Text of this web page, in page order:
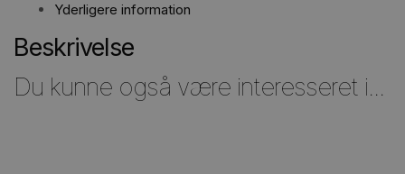
Yderligere information
Beskrivelse
Du kunne også være interesseret i...